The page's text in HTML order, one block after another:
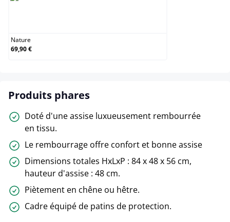
Nature
69,90 €
Produits phares
Doté d'une assise luxueusement rembourrée
en tissu.
Le rembourrage offre confort et bonne assise
Dimensions totales HxLxP : 84 x 48 x 56 cm,
hauteur d'assise : 48 cm.
Piètement en chêne ou hêtre.
Cadre équipé de patins de protection.